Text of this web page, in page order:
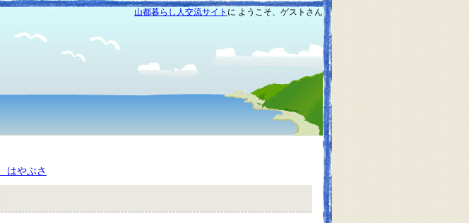
山都暮らし人交流サイト に ようこそ、ゲストさん
はやぶさ